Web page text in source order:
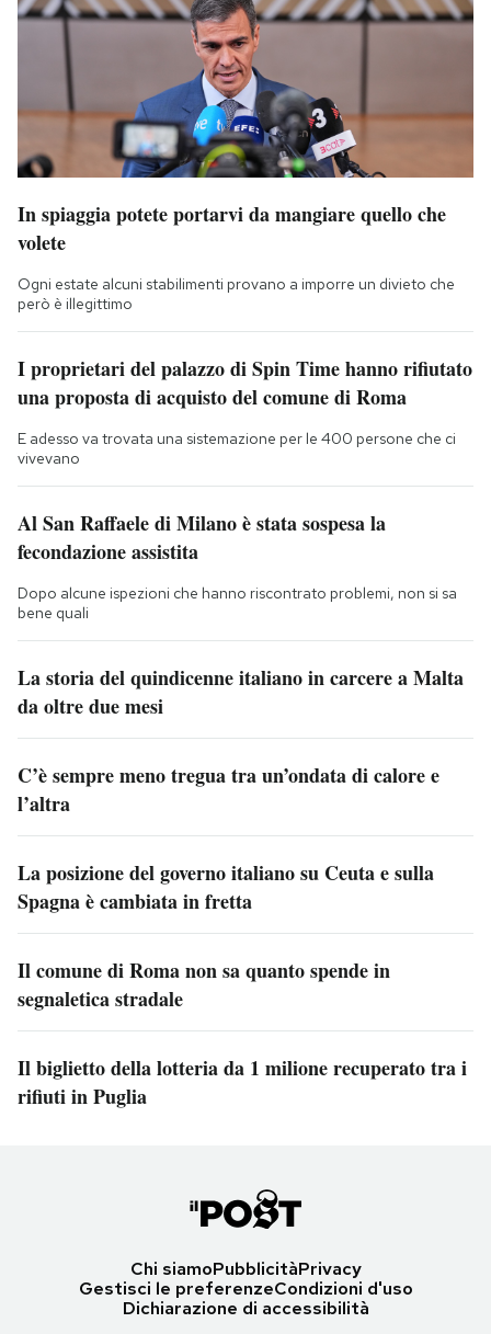
In spiaggia potete portarvi da mangiare quello che
volete
Ogni estate alcuni stabilimenti provano a imporre un divieto che
però è illegittimo
I proprietari del palazzo di Spin Time hanno rifiutato
una proposta di acquisto del comune di Roma
E adesso va trovata una sistemazione per le 400 persone che ci
vivevano
Al San Raffaele di Milano è stata sospesa la
fecondazione assistita
Dopo alcune ispezioni che hanno riscontrato problemi, non si sa
bene quali
La storia del quindicenne italiano in carcere a Malta
da oltre due mesi
C’è sempre meno tregua tra un’ondata di calore e
l’altra
La posizione del governo italiano su Ceuta e sulla
Spagna è cambiata in fretta
Il comune di Roma non sa quanto spende in
segnaletica stradale
Il biglietto della lotteria da 1 milione recuperato tra i
rifiuti in Puglia
Chi siamoPubblicitàPrivacy
Gestisci le preferenzeCondizioni d'uso
Dichiarazione di accessibilità